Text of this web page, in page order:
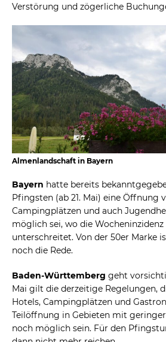
Verstörung und zögerliche
Almenlandschaft in Bayern
Bayern hatte bereits
Pfingsten (ab 21. Mai) eine Öffnung
Campingplätzen und auch
möglich sei, wo die Wocheninzidenz
unterschreitet. Von der 50er Marke
noch die Rede.
Baden-Württemberg geht
Mai gilt die derzeitige Regelungen,
Hotels, Campingplätzen und
Teilöffnung in Gebieten mit
noch möglich sein. Für den